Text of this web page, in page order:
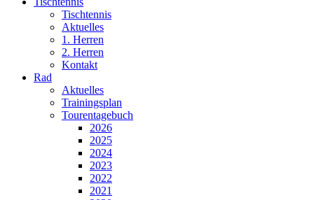
Tischtennis
Aktuelles
1. Herren
2. Herren
Kontakt
Rad
Aktuelles
Trainingsplan
Tourentagebuch
2026
2025
2024
2023
2022
2021